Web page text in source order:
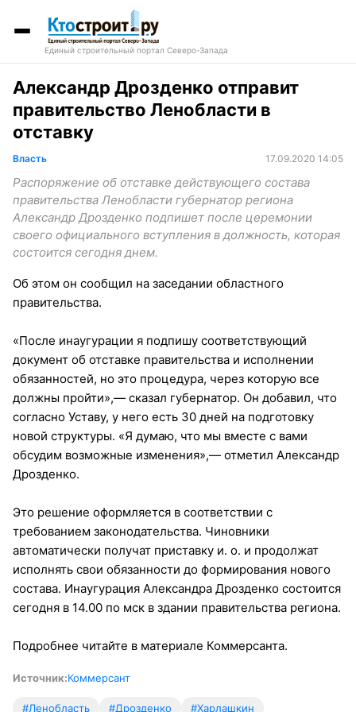
Единый строительный портал Северо-Запада
Александр Дрозденко отправит
правительство Ленобласти в
отставку
Власть 17.09.2020 14:05
Распоряжение об отставке действующего состава
правительства Ленобласти губернатор региона
Александр Дрозденко подпишет после церемонии
своего официального вступления в должность, которая
состоится сегодня днем.
Об этом он сообщил на заседании областного
правительства.
«После инаугурации я подпишу соответствующий
документ об отставке правительства и исполнении
обязанностей, но это процедура, через которую все
должны пройти»,— сказал губернатор. Он добавил, что
согласно Уставу, у него есть 30 дней на подготовку
новой структуры. «Я думаю, что мы вместе с вами
обсудим возможные изменения»,— отметил Александр
Дрозденко.
Это решение оформляется в соответствии с
требованием законодательства. Чиновники
автоматически получат приставку и. о. и продолжат
исполнять свои обязанности до формирования нового
состава. Инаугурация Александра Дрозденко состоится
сегодня в 14.00 по мск в здании правительства региона.
Подробнее читайте в материале Коммерсанта.
Источник:Коммерсант
#Ленобласть #Дрозденко #Харлашкин